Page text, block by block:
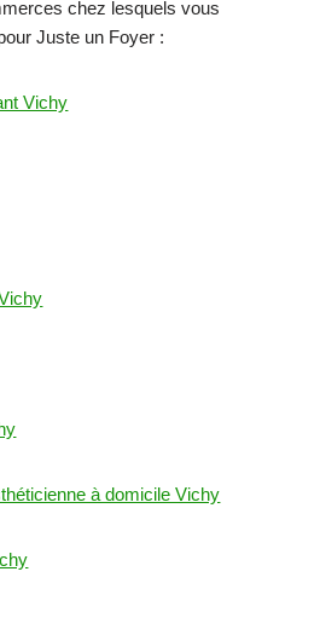
chez lesquels vous
Juste un Foyer :
Vichy
à domicile Vichy